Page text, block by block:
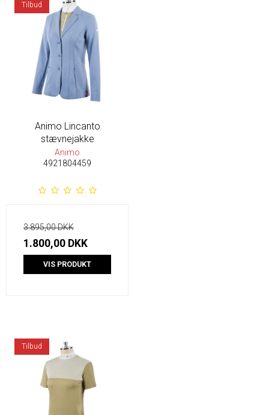
Tilbud
Animo Lincanto
stævnejakke
Animo
4921804459
3.895,00 DKK
1.800,00 DKK
VIS PRODUKT
Tilbud